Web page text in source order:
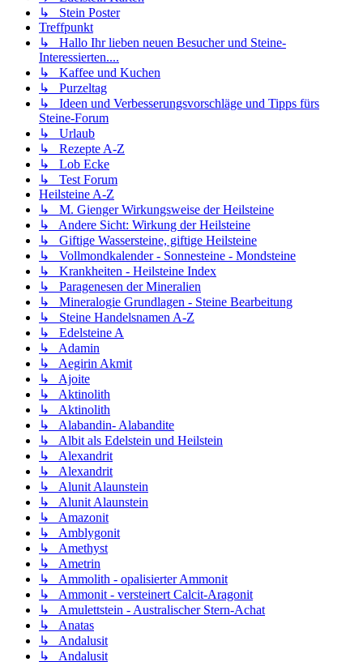
↳ Stein Poster
Treffpunkt
↳ Hallo Ihr lieben neuen Besucher und Steine-
Interessierten....
↳ Kaffee und Kuchen
↳ Purzeltag
↳ Ideen und Verbesserungsvorschläge und Tipps fürs
Steine-Forum
↳ Urlaub
↳ Rezepte A-Z
↳ Lob Ecke
↳ Test Forum
Heilsteine A-Z
↳ M. Gienger Wirkungsweise der Heilsteine
↳ Andere Sicht: Wirkung der Heilsteine
↳ Giftige Wassersteine, giftige Heilsteine
↳ Vollmondkalender - Sonnesteine - Mondsteine
↳ Krankheiten - Heilsteine Index
↳ Paragenesen der Mineralien
↳ Mineralogie Grundlagen - Steine Bearbeitung
↳ Steine Handelsnamen A-Z
↳ Edelsteine A
↳ Adamin
↳ Aegirin Akmit
↳ Ajoite
↳ Aktinolith
↳ Aktinolith
↳ Alabandin- Alabandite
↳ Albit als Edelstein und Heilstein
↳ Alexandrit
↳ Alexandrit
↳ Alunit Alaunstein
↳ Alunit Alaunstein
↳ Amazonit
↳ Amblygonit
↳ Amethyst
↳ Ametrin
↳ Ammolith - opalisierter Ammonit
↳ Ammonit - versteinert Calcit-Aragonit
↳ Amulettstein - Australischer Stern-Achat
↳ Anatas
↳ Andalusit
↳ Andalusit